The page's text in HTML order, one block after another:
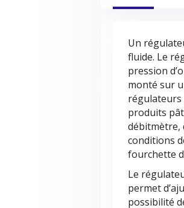
Un
fluide. Le
pression
monté sur
régulateurs
produits
débitmètre,
conditions
fourchette
Le
permet
possibilité